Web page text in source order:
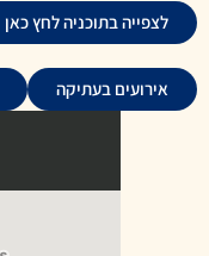
לצפייה בתוכניה לחץ כאן
אירועים בעתיקה